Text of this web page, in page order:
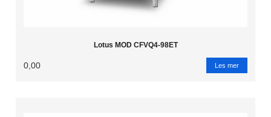
Lotus MOD CFVQ4-98ET
0,00 Les mer